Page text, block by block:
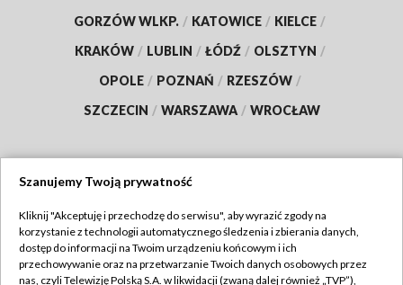
GORZÓW WLKP. / KATOWICE / KIELCE /
KRAKÓW / LUBLIN / ŁÓDŹ / OLSZTYN /
OPOLE / POZNAŃ / RZESZÓW /
SZCZECIN / WARSZAWA / WROCŁAW
TVP
Abonament TVP
Regulamin TVP
Szanujemy Twoją prywatność
Kliknij "Akceptuję i przechodzę do serwisu", aby wyrazić zgody na
korzystanie z technologii automatycznego śledzenia i zbierania danych,
dostęp do informacji na Twoim urządzeniu końcowym i ich
przechowywanie oraz na przetwarzanie Twoich danych osobowych przez
nas, czyli Telewizję Polską S.A. w likwidacji (zwaną dalej również „TVP”),